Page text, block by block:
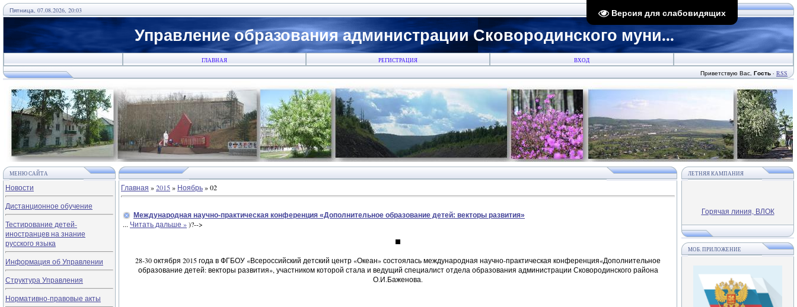
Версия для слабовидящих
Пятница, 07.08.2026, 20:03
Управление образования администрации Сковородинского муни...
ГЛАВНАЯ РЕГИСТРАЦИЯ ВХОД
Приветствую Вас, Гость · RSS
МЕНЮ САЙТА
Новости
Дистанционное обучение
Тестирование детей-
иностранцев на знание
русского языка
Информация об Управлении
Структура Управления
Нормативно-правовые акты
Главная »2015» Ноябрь»02
Международная научно-практическая конференция «Дополнительное образование детей: векторы развития»
... Читать дальше »)?-->
28-30 октября 2015 года в ФГБОУ «Всероссийский детский центр «Океан» состоялась международная научно-практическая конференция«Дополнительное
образование детей: векторы развития», участником которой стала и ведущий специалист отдела образования администрации Сковородинского района
О.И.Баженова.
ЛЕТНЯЯ КАМПАНИЯ
Горячая линия, ВЛОК
МОБ. ПРИЛОЖЕНИЕ